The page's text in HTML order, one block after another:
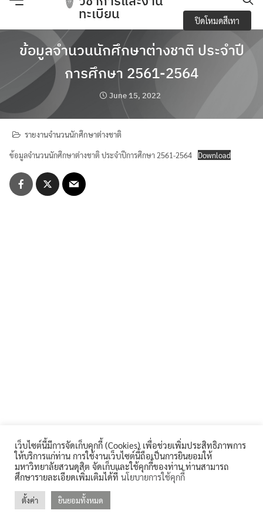
Skip
ทะเบียน
e-Service
Regulations you should know and academic
activities
การจัดการความปลอดภัย อาชีวอนามัยและสภาพ
แวดล้อมในการทำงาน
การเปิดเผยข้อมูลสาธารณะ (OIT)
กิจกรรมวิชาการ
ระบบและสิ่งอำนวยความสะดวก สนับสนุนการศึกษา
รายงานจำนวนนักศึกษาต่างชาติ
รายงานจำนวนนักศึกษาบกพร่อง
ข้อมูลจำนวนนักศึกษาต่างชาติ ประจำปี
การศึกษา 2561-2564
June 15, 2022
รายงานจำนวนนักศึกษาต่างชาติ
ข้อมูลจำนวนนักศึกษาต่างชาติ ประจำปีการศึกษา 2561-2564 Download
©2026 REGIS.DUSIT.AC.TH. ALL RIGHTS RESERVED.
เว็บไซต์นี้มีการจัดเก็บคุกกี้ (Cookies) เพื่อช่วยเพิ่มประสิทธิภาพการ
ให้บริการแก่ท่าน การใช้งานเว็บไซต์นี้ถือเป็นการยินยอมให้
มหาวิทยาลัยสวนดุสิต จัดเก็บและใช้คุกกี้ของท่าน ท่านสามารถ
ศึกษารายละเอียดเพิ่มเติมได้ที่ นโยบายการใช้คุกกี้
ตั้งค่า ยินยอมทั้งหมด
ปิดโหมดสีเทา